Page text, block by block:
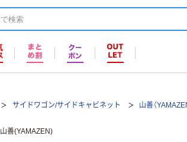
サイドワゴン/サイドキャビネット 山善（
山善(YAMAZEN)